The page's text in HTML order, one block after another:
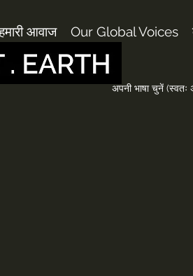
आवाज Our Global Voices
अपनी भाषा चुनें (स्वतः